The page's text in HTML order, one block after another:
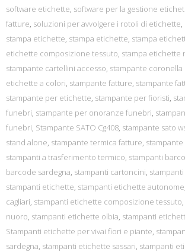
software etichette, software per la gestione
fatture, soluzioni per avvolgere i rotoli di etichette,
stampa etichette, stampa etichette, stampa
etichette composizione tessuto, stampa etichette
stampante cartellini accesso, stampante coronella
etichette a colori, stampante fatture, stampante
stampante per etichette, stampante per fioristi,
funebri, stampante per onoranze funebri,
funebri, Stampante SATO Cg408, stampante sato
stand alone, stampante termica fatture,
stampanti a trasferimento termico, stampanti
barcode sardegna, stampanti cartoncini,
stampanti etichette, stampanti etichette autonome
cagliari, stampanti etichette composizione tessuto,
nuoro, stampanti etichette olbia, stampanti
Stampanti etichette per vivai fiori e piante,
sardegna, stampanti etichette sassari, stampanti